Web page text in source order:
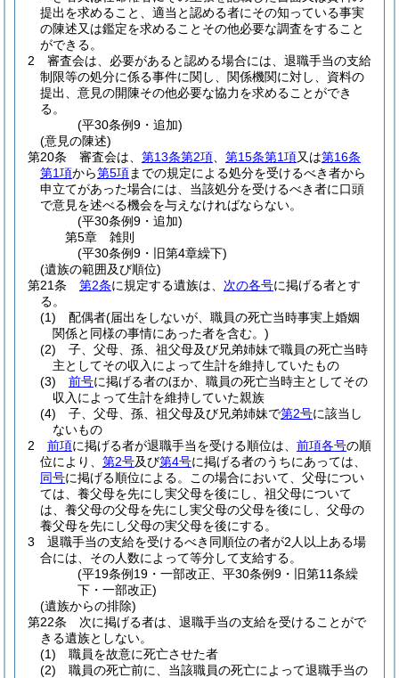
提出を求めること、適当と認める者にその知っている事実
の陳述又は鑑定を求めることその他必要な調査をすること
ができる。
2
審査会は、必要があると認める場合には、退職手当の支給
制限等の処分に係る事件に関し、関係機関に対し、資料の
提出、意見の開陳その他必要な協力を求めることができ
る。
(平30条例9・追加)
(意見の陳述)
第20条
審査会は、 第13条第2項 第15条第1項又は第16条
第1項から第5項までの規定による処分を受けるべき者から
申立てがあった場合には、当該処分を受けるべき者に口頭
で意見を述べる機会を与えなければならない。
(平30条例9・追加)
第5章
雑則
(平30条例9・旧第4章繰下)
(遺族の範囲及び順位)
第21条
第2条に規定する遺族は、 次の各号に掲げる者とす
る。
(1)
配偶者(届出をしないが、職員の死亡当時事実上婚姻
関係と同様の事情にあった者を含む。)
(2)
子、父母、孫、祖父母及び兄弟姉妹で職員の死亡当時
主としてその収入によって生計を維持していたもの
(3)
前号に掲げる者のほか、職員の死亡当時主としてその
収入によって生計を維持していた親族
(4)
子、父母、孫、祖父母及び兄弟姉妹で第2号に該当し
ないもの
2
前項に掲げる者が退職手当を受ける順位は、 前項各号の順
位により、 第2号及び第4号に掲げる者のうちにあっては、
同号に掲げる順位による。
この場合において、父母につい
ては、養父母を先にし実父母を後にし、祖父母について
は、養父母の父母を先にし実父母の父母を後にし、父母の
養父母を先にし父母の実父母を後にする。
3
退職手当の支給を受けるべき同順位の者が2人以上ある場
合には、その人数によって等分して支給する。
(平19条例19・一部改正、平30条例9・旧第11条繰
下・一部改正)
(遺族からの排除)
第22条
次に掲げる者は、退職手当の支給を受けることがで
きる遺族としない。
(1)
職員を故意に死亡させた者
(2)
職員の死亡前に、当該職員の死亡によって退職手当の